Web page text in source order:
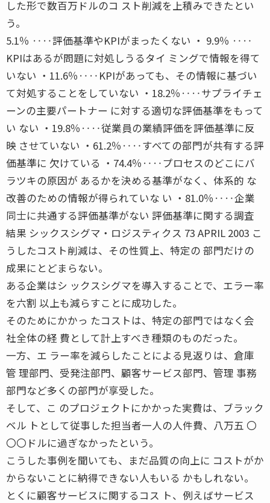
した形で数百万ドルのコ スト削減を上積みできたとい
う。
5.1％ ‥‥評価基準やKPIがまったくない ・ 9.9％ ‥‥
KPIはあるが問題に対処しうるタイ ミングで情報を得て
いない ・11.6％‥‥KPIがあっても、その情報に基づい
て対処することをしていない ・18.2％‥‥サプライチェ
ーンの主要パートナー に対する適切な評価基準をもって
い ない ・19.8％‥‥従業員の業績評価を評価基準に反
映 させていない ・61.2％‥‥すべての部門が共有する評
価基準に 欠けている ・74.4％‥‥プロセスのどこにバ
ラツキの原因が あるかを決める基準がなく、体系的 な
改善のための情報が得られていな い ・81.0％‥‥企業
同士に共通する評価基準がない 評価基準に関する調査
結果 シックスシグマ・ロジスティクス 73 APRIL 2003 こ
うしたコスト削減は、その性質上、特定の 部門だけの
成果にとどまらない。
ある企業はシ ックスシグマを導入することで、エラー率
を六割 以上も減らすことに成功した。
そのためにかかっ たコストは、特定の部門ではなく会
社全体の経 費として計上すべき種類のものだった。
一方、エ ラー率を減らしたことによる見返りは、倉庫
管 理部門、受発注部門、顧客サービス部門、管理 事務
部門など多くの部門が享受した。
そして、こ のプロジェクトにかかった実費は、ブラック
ベル トとして従事した担当者一人の人件費、八万五 〇
〇〇ドルに過ぎなかったという。
こうした事例を聞いても、まだ品質の向上に コストがか
からないことに納得できない人もいる かもしれない。
とくに顧客サービスに関するコス ト、例えばサービス